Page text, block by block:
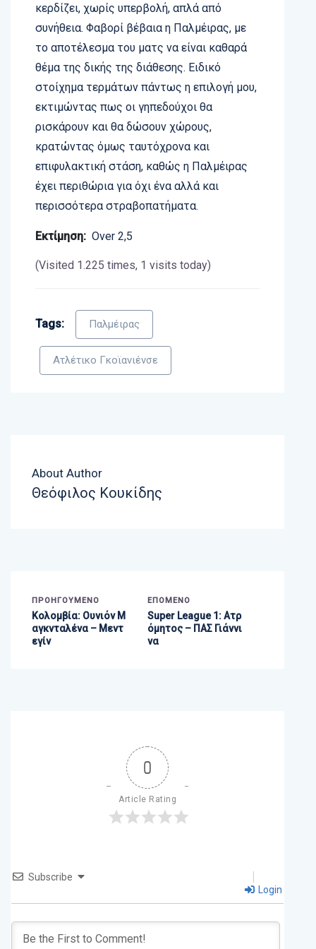
κερδίζει, χωρίς υπερβολή, απλά από
συνήθεια. Φαβορί βέβαια η Παλμέιρας, με
το αποτέλεσμα του ματς να είναι καθαρά
θέμα της δικής της διάθεσης. Ειδικό
στοίχημα τερμάτων πάντως η επιλογή μου,
εκτιμώντας πως οι γηπεδούχοι θα
ρισκάρουν και θα δώσουν χώρους,
κρατώντας όμως ταυτόχρονα και
επιφυλακτική στάση, καθώς η Παλμέιρας
έχει περιθώρια για όχι ένα αλλά και
περισσότερα στραβοπατήματα.
Εκτίμηση: Over 2,5
(Visited 1.225 times, 1 visits today)
Tags: Παλμέιρας
Ατλέτικο Γκοϊανιένσε
About Author
Θεόφιλος Κουκίδης
ΠΡΟΗΓΟΎΜΕΝΟ
Κολομβία: Ουνιόν Μ
αγκνταλένα – Μεντ
εγίν
ΕΠΌΜΕΝΟ
Super League 1: Ατρ
όμητος – ΠΑΣ Γιάννι
να
0
Article Rating
Subscribe
Login